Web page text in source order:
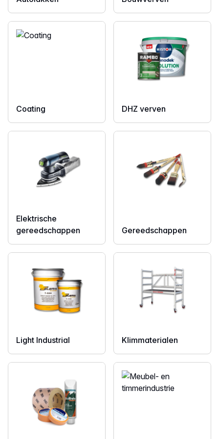
Coating DHZ verven
Elektrische
gereedschappen
Gereedschappen
Light Industrial Klimmaterialen